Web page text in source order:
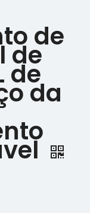
de
de
de
da